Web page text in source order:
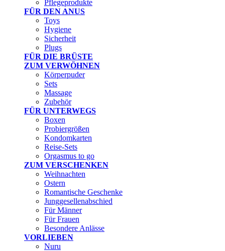
Pflegeprodukte
FÜR DEN ANUS
Toys
Hygiene
Sicherheit
Plugs
FÜR DIE BRÜSTE
ZUM VERWÖHNEN
Körperpuder
Sets
Massage
Zubehör
FÜR UNTERWEGS
Boxen
Probiergrößen
Kondomkarten
Reise-Sets
Orgasmus to go
ZUM VERSCHENKEN
Weihnachten
Ostern
Romantische Geschenke
Junggesellenabschied
Für Männer
Für Frauen
Besondere Anlässe
VORLIEBEN
Nuru